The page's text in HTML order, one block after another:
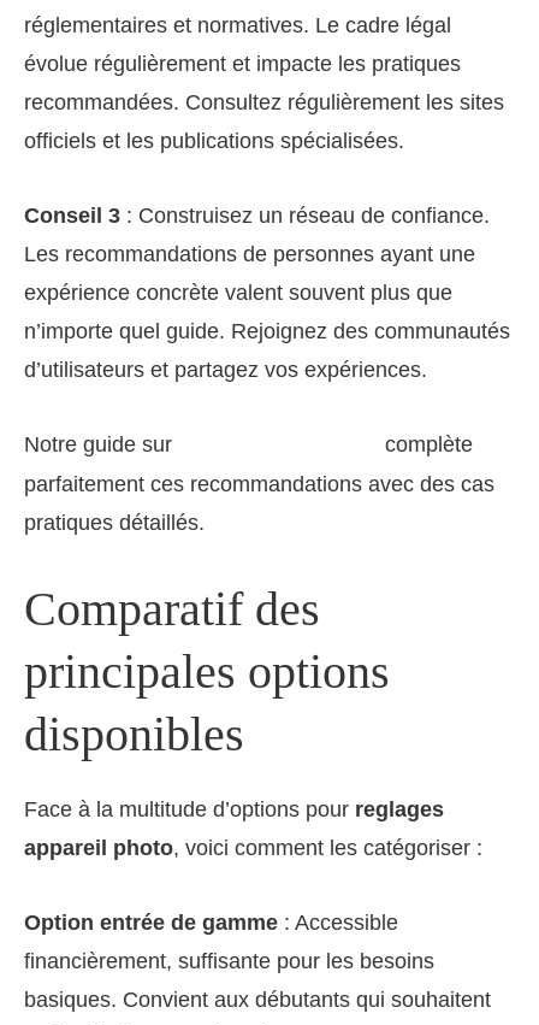
réglementaires et normatives. Le cadre légal
évolue régulièrement et impacte les pratiques
recommandées. Consultez régulièrement les sites
officiels et les publications spécialisées.
Conseil 3 : Construisez un réseau de confiance.
Les recommandations de personnes ayant une
expérience concrète valent souvent plus que
n’importe quel guide. Rejoignez des communautés
d’utilisateurs et partagez vos expériences.
Notre guide sur
complète
parfaitement ces recommandations avec des cas
pratiques détaillés.
Comparatif des
principales options
disponibles
Face à la multitude d’options pour reglages
appareil photo, voici comment les catégoriser :
Option entrée de gamme : Accessible
financièrement, suffisante pour les besoins
basiques. Convient aux débutants qui souhaitent